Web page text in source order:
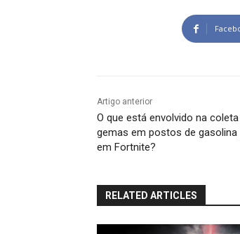
Artigo anterior
O que está envolvido na
gemas em postos de gasolina
em Fortnite?
RELATED ARTICLES